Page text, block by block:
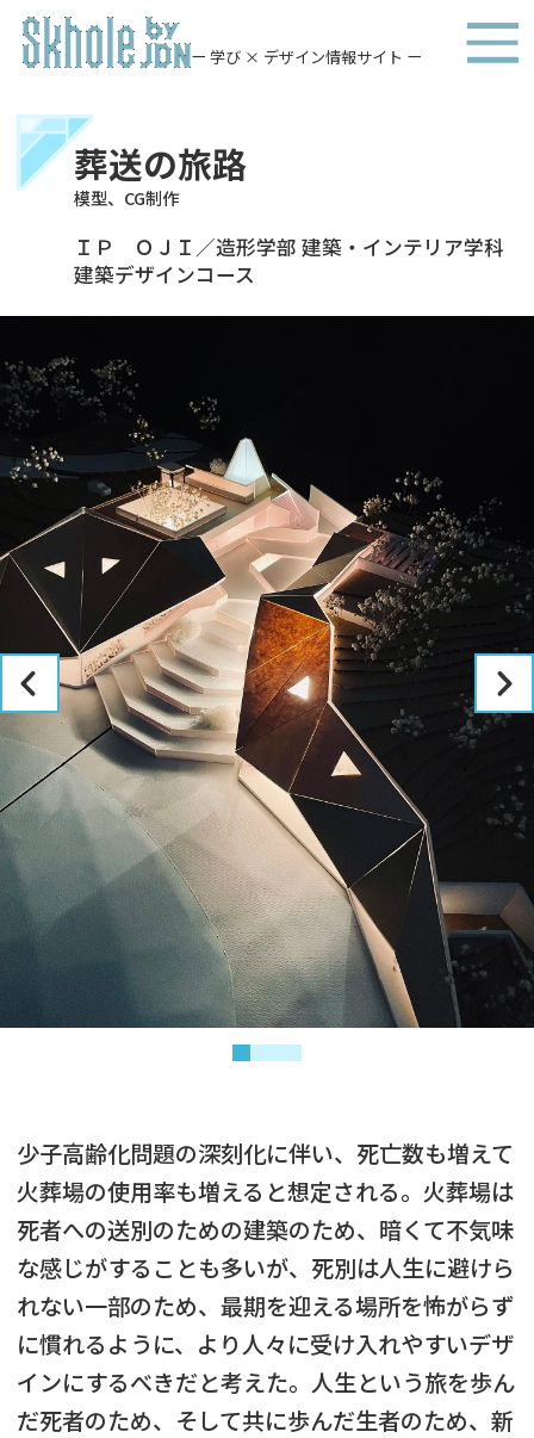
ー 学び × デザイン情報サイト ー
葬送の旅路
模型、CG制作
ＩＰ ＯＪＩ／造形学部 建築・インテリア学科
建築デザインコース
少子高齢化問題の深刻化に伴い、死亡数も増えて
火葬場の使用率も増えると想定される。火葬場は
死者への送別のための建築のため、暗くて不気味
な感じがすることも多いが、死別は人生に避けら
れない一部のため、最期を迎える場所を怖がらず
に慣れるように、より人々に受け入れやすいデザ
インにするべきだと考えた。人生という旅を歩ん
だ死者のため、そして共に歩んだ生者のため、新